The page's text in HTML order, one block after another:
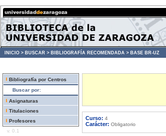
INICIO > BUSCAR > BIBLIOGRAFÍA RECOMENDADA > BASE BR-UZ
Bibliografía por Centros
Buscar por:
Asignaturas
Titulaciones
Profesores
v. 0.1
Curso: 4
Carácter: Obligatorio